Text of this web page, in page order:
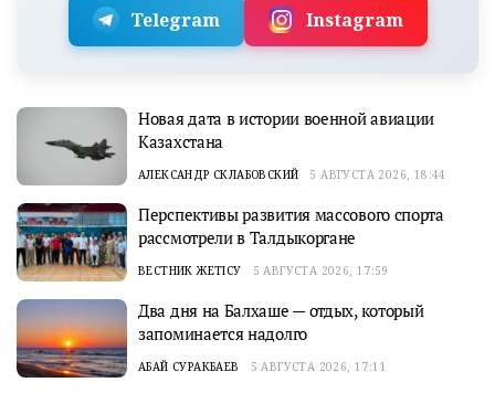
Telegram Instagram
Новая дата в истории военной авиации
Казахстана
АЛЕКСАНДР СКЛАБОВСКИЙ 5 АВГУСТА 2026, 18:44
Перспективы развития массового спорта
рассмотрели в Талдыкоргане
ВЕСТНИК ЖЕТІСУ 5 АВГУСТА 2026, 17:59
Два дня на Балхаше — отдых, который
запоминается надолго
АБАЙ СУРАКБАЕВ 5 АВГУСТА 2026, 17:11